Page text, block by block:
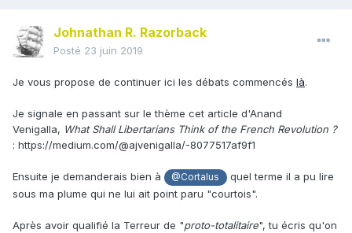
Johnathan R. Razorback
Posté 23 juin 2019
Je vous propose de continuer ici les débats commencés là.
Je signale en passant sur le thème cet article d'Anand
Venigalla, What Shall Libertarians Think of the French Revolution ?
: https://medium.com/@ajvenigalla/-8077517af9f1
Ensuite je demanderais bien à @Cortalus
quel terme il a pu lire
sous ma plume qui ne lui ait point paru "courtois".
Après avoir qualifié la Terreur de "proto-totalitaire", tu écris qu'on